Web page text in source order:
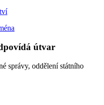
útvar
správy, oddělení státního